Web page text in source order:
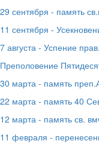
29 сентября - память
11 сентября -
7 августа - Успение
Преполовение
30 марта - память
22 марта - память 40
12 марта - память св.
11 февраля -